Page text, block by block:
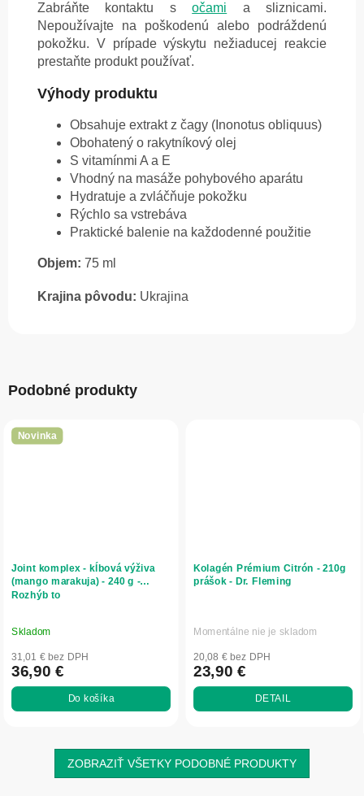
Zabráňte kontaktu sočami a sliznicami.
Nepoužívajte na poškodenú alebo podráždenú
pokožku. V prípade výskytu nežiaducej reakcie
prestaňte produkt používať.
Výhody produktu
Obsahuje extrakt z čagy (Inonotus obliquus)
Obohatený o rakytníkový olej
S vitamínmi A a E
Vhodný na masáže pohybového aparátu
Hydratuje a zvláčňuje pokožku
Rýchlo sa vstrebáva
Praktické balenie na každodenné použitie
Objem: 75 ml
Krajina pôvodu: Ukrajina
Podobné produkty
Novinka
Joint komplex - kĺbová výživa
(mango marakuja) - 240 g -
Rozhýb to
Skladom
31,01 € bez DPH
36,90 €
Do košíka
Kolagén Prémium Citrón - 210g
prášok - Dr. Fleming
Momentálne nie je skladom
20,08 € bez DPH
23,90 €
DETAIL
ZOBRAZIŤ VŠETKY PODOBNÉ PRODUKTY